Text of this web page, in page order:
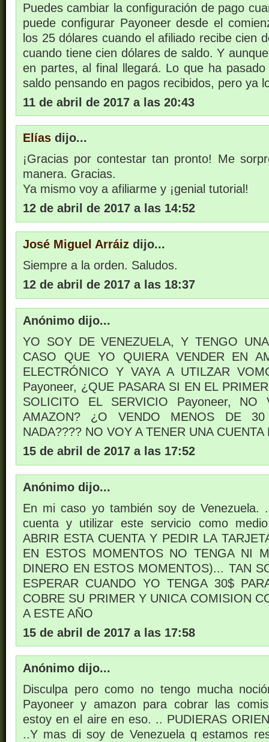
Puedes cambiar la configuración de pago
puede configurar Payoneer desde el
los 25 dólares cuando el afiliado recibe cien
cuando tiene cien dólares de saldo. Y
en partes, al final llegará. Lo que ha
saldo pensando en pagos recibidos, pero ya
11 de abril de 2017 a las 20:43
Elías dijo...
¡Gracias por contestar tan pronto! Me
manera. Gracias.
Ya mismo voy a afiliarme y ¡genial tutorial!
12 de abril de 2017 a las 14:52
José Miguel Arráiz dijo...
Siempre a la orden. Saludos.
12 de abril de 2017 a las 18:37
Anónimo dijo...
YO SOY DE VENEZUELA, Y TENGO
CASO QUE YO QUIERA VENDER EN
ELECTRÓNICO Y VAYA A UTILZAR
Payoneer, ¿QUE PASARA SI EN EL
SOLICITO EL SERVICIO Payoneer, NO
AMAZON? ¿O VENDO MENOS DE 30
NADA???? NO VOY A TENER UNA CUENTA
15 de abril de 2017 a las 17:52
Anónimo dijo...
En mi caso yo también soy de Venezuela.
cuenta y utilizar este servicio como
ABRIR ESTA CUENTA Y PEDIR LA
EN ESTOS MOMENTOS NO TENGA NI
DINERO EN ESTOS MOMENTOS)... TAN
ESPERAR CUANDO YO TENGA 30$
COBRE SU PRIMER Y UNICA COMISION
A ESTE AÑO
15 de abril de 2017 a las 17:58
Anónimo dijo...
Disculpa pero como no tengo mucha
Payoneer y amazon para cobrar las
estoy en el aire en eso. .. PUDIERAS
..Y mas di soy de Venezuela q estamos